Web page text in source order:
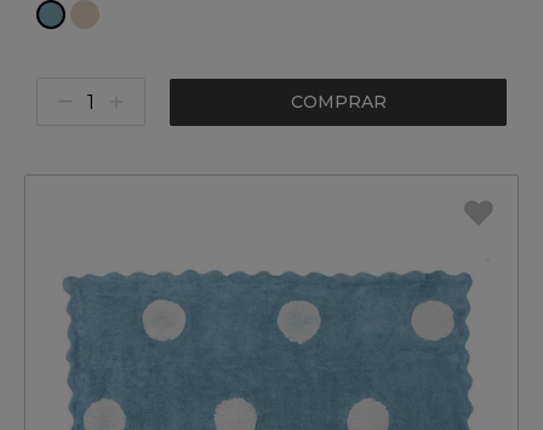
COMPRAR